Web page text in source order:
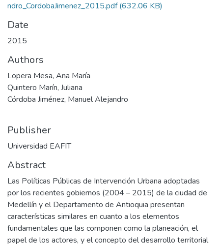
ndro_CordobaJimenez_2015.pdf(632.06 KB)
Date
2015
Authors
Lopera Mesa, Ana María
Quintero Marín, Juliana
Córdoba Jiménez, Manuel Alejandro
Publisher
Universidad EAFIT
Abstract
Las Políticas Públicas de Intervención Urbana adoptadas
por los recientes gobiernos (2004 – 2015) de la ciudad de
Medellín y el Departamento de Antioquia presentan
características similares en cuanto a los elementos
fundamentales que las componen como la planeación, el
papel de los actores, y el concepto del desarrollo territorial